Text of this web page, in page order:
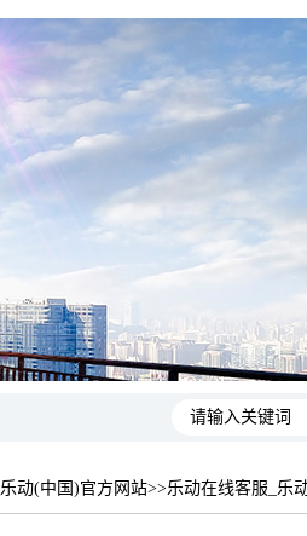
动(中国)官方网站>>乐动在线客服_乐